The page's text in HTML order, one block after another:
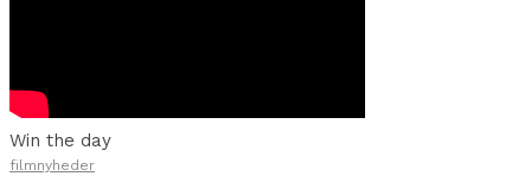
Win the day
filmnyheder